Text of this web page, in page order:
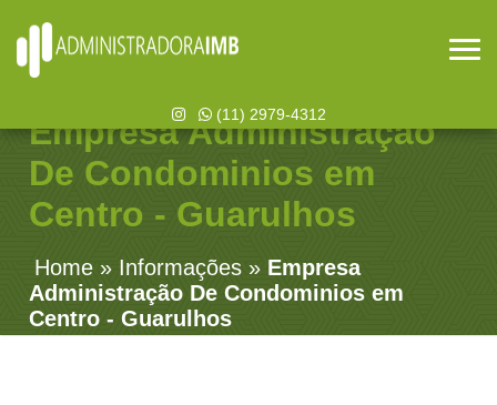
(11) 2979-4312
Empresa Administração
De Condominios em
Centro - Guarulhos
Home » Informações » Empresa
Administração De Condominios em
Centro - Guarulhos